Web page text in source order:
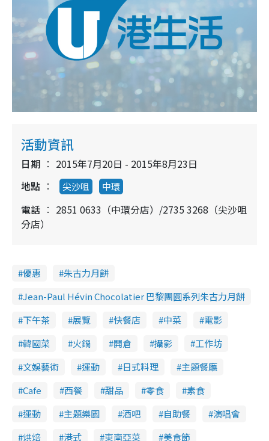
活動資訊
日期
2015年7月20日 - 2015年8月23日
地點
尖沙咀 中環
電話
2851 0633（中環分店）/2735 3268（尖沙咀
分店）
優惠
朱古力月餅
Jean-Paul Hévin Chocolatier 巴黎團圓系列朱古力月餅
下午茶
展覽 快餐店 中菜
電影
韓國菜
火鍋 開倉 攝影
工作坊
文娛藝術
運動 日式料理
主題餐廳
Cafe
西餐 甜品 零食
素食
運動
主題樂園 酒吧 自助餐
演唱會
烘焙
港式 東南亞菜 美食節